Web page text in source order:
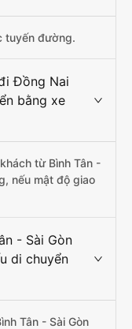
tuyến đường.
Đồng Nai
bằng xe
từ Bình Tân -
nếu mật độ giao
- Sài Gòn
di chuyển
Tân - Sài Gòn